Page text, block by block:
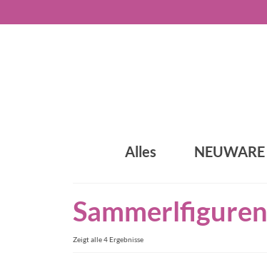
Alles NEUWARE
Sammerlfiguren
Zeigt alle 4 Ergebnisse